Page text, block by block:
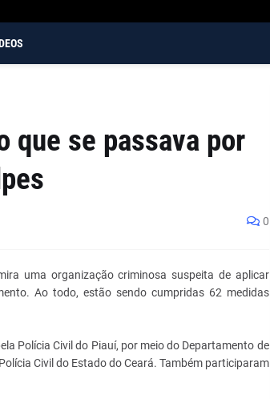
que se passava por
0
uma organização criminosa suspeita de aplicar
Ao todo, estão sendo cumpridas 62 medidas
Polícia Civil do Piauí, por meio do Departamento de
Civil do Estado do Ceará. Também participaram